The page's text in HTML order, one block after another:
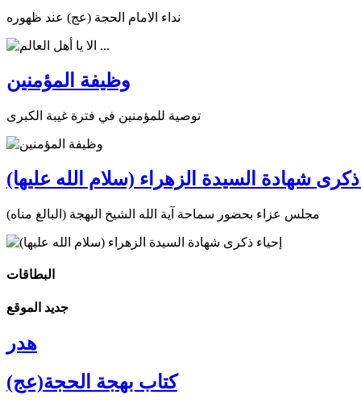
نداء الامام الحجة (عج) عند ظهوره
وظيفة المؤمنين
توصية للمؤمنين في فترة غيبة الكبرى
ذكرى شهادة السيدة الزهراء (سلام الله عليها)
مجلس عزاء بحضور سماحة آية الله الشيخ البهجة (البالغ مناه)
البطاقات
جديد الموقع
هدر
كتاب بهجة الحجة(عج)